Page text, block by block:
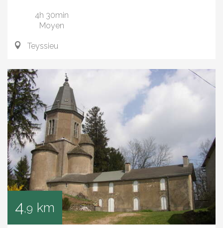
4h 30min
Moyen
Teyssieu
4,9 km